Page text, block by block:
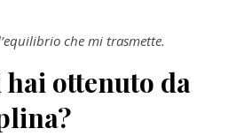
che mi trasmette.
ottenuto da